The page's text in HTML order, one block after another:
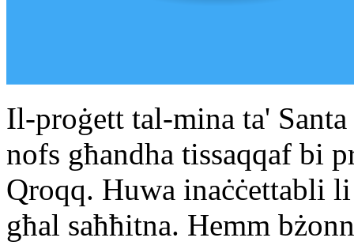
Il-proġett tal-mina ta'
nofs għandha tissaqqaf bi
Qroqq. Huwa inaċċettabli
għal saħħitna. Hemm